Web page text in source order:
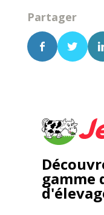
Partager
gamme